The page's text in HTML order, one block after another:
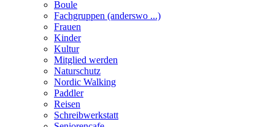
Boule
Fachgruppen (anderswo ...)
Frauen
Kinder
Kultur
Mitglied werden
Naturschutz
Nordic Walking
Paddler
Reisen
Schreibwerkstatt